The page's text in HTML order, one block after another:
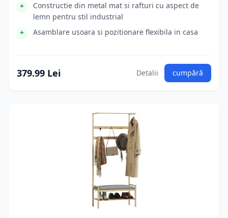
Constructie din metal mat si rafturi cu aspect de
lemn pentru stil industrial
Asamblare usoara si pozitionare flexibila in casa
379.99 Lei Detalii cumpără